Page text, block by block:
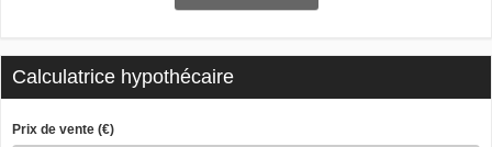
Calculatrice hypothécaire
Prix de vente (€)